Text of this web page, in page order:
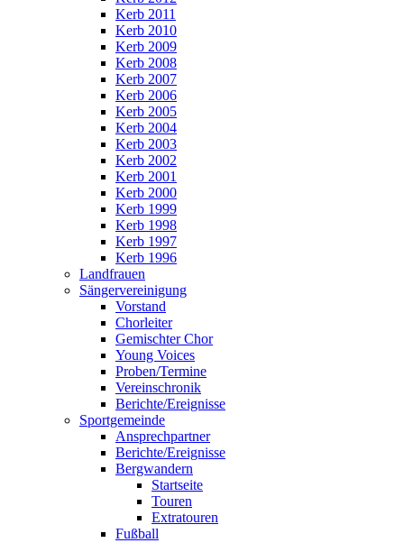
Kerb 2011
Kerb 2010
Kerb 2009
Kerb 2008
Kerb 2007
Kerb 2006
Kerb 2005
Kerb 2004
Kerb 2003
Kerb 2002
Kerb 2001
Kerb 2000
Kerb 1999
Kerb 1998
Kerb 1997
Kerb 1996
Landfrauen
Sängervereinigung
Vorstand
Chorleiter
Gemischter Chor
Young Voices
Proben/Termine
Vereinschronik
Berichte/Ereignisse
Sportgemeinde
Ansprechpartner
Berichte/Ereignisse
Bergwandern
Startseite
Touren
Extratouren
Fußball